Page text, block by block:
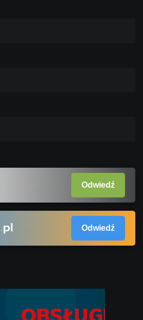
Odwiedź
Odwiedź